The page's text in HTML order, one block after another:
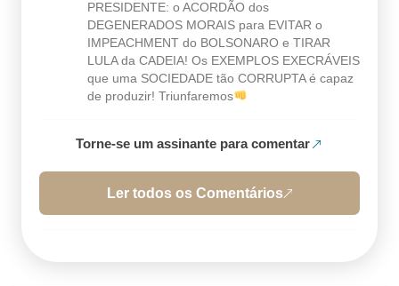
PRESIDENTE: o ACORDÃO dos
DEGENERADOS MORAIS para EVITAR o
IMPEACHMENT do BOLSONARO e TIRAR
LULA da CADEIA! Os EXEMPLOS EXECRÁVEIS
que uma SOCIEDADE tão CORRUPTA é capaz
de produzir! Triunfaremos
Torne-se um assinante para comentar
Ler todos os Comentários